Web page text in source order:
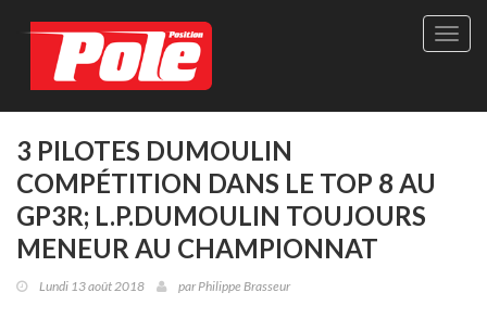
Site
3 PILOTES DUMOULIN
COMPÉTITION DANS LE TOP 8 AU
GP3R; L.P.DUMOULIN TOUJOURS
MENEUR AU CHAMPIONNAT
Lundi 13 août 2018 parPhilippe Brasseur